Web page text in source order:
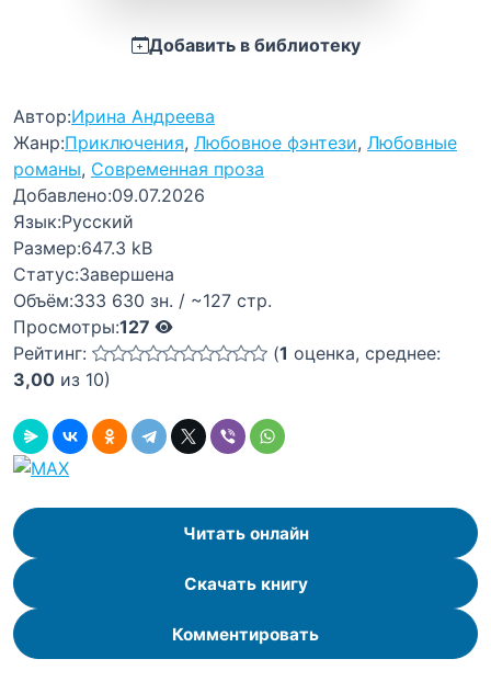
Добавить в библиотеку
Автор:Ирина Андреева
Жанр:Приключения, Любовное фэнтези, Любовные
романы, Современная проза
Добавлено:09.07.2026
Язык:Русский
Размер:647.3 kB
Статус:Завершена
Объём:333 630 зн. / ~127 стр.
Просмотры:127
Рейтинг:
(1 оценка, среднее:
3,00 из 10)
Читать онлайн
Скачать книгу
Комментировать